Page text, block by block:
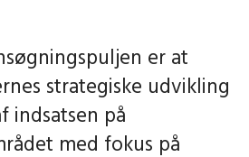
er at
strategiske udvikling
indsatsen på
med fokus på